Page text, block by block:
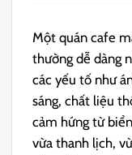
Một quán cafe
thường dễ dàng
các yếu tố như
sáng, chất liệu
cảm hứng từ
vừa thanh lịch,